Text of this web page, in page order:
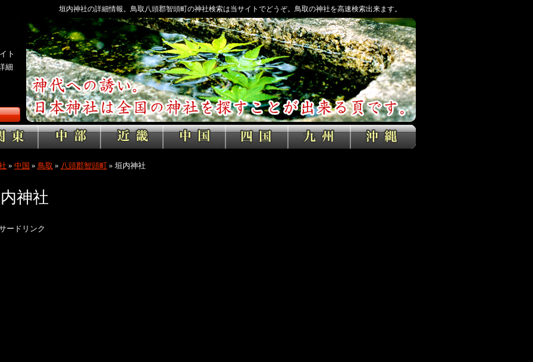
垣内神社の詳細情報。鳥取八頭郡智頭町の神社検索は当サイトでどうぞ。鳥取の神社を高速検索出来ます。
ト
細
» 中国 » 鳥取 » 八頭郡智頭町 » 垣内神社
神社
ードリンク